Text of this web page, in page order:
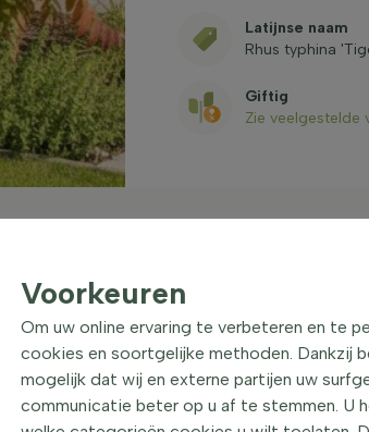
Latijnse naam
Rhus typhina
Giftig
Zie veelgestelde
Eyes' struik 60-80 cm|
als de Goudbladige Fluweelboom, is
groeiwijze. Deze plant kan een hoogte
Voorkeuren
Om uw online ervaring te verbeteren en te
cookies en soortgelijke methoden. Dankzij
mogelijk dat wij en externe partijen uw
communicatie beter op u af te stemmen. U